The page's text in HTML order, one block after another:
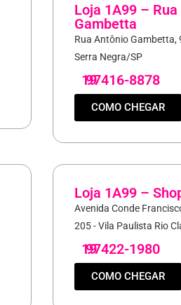
Loja 1A99 –
Gambetta
Rua Antônio Gambetta,
Serra Negra/SP
19
97416-8878
COMO CHEGAR
Loja 1A99 –
Avenida Conde
205 - Vila Paulista Rio
19
97422-1980
COMO CHEGAR